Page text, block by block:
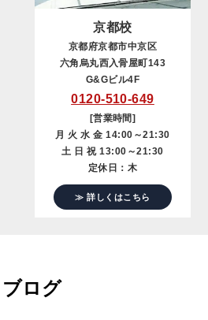
京都校
京都府京都市中京区
六角烏丸西入骨屋町143
G&Gビル4F
0120-510-649
[営業時間]
月 火 水 金 14:00～21:30
土 日 祝 13:00～21:30
定休日：木
≫ 詳しくはこちら
ブログ